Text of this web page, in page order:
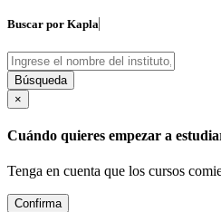
Buscar por K
Búsqueda
×
Cuándo quieres empezar a
Tenga en cuenta que los cursos
Confirma